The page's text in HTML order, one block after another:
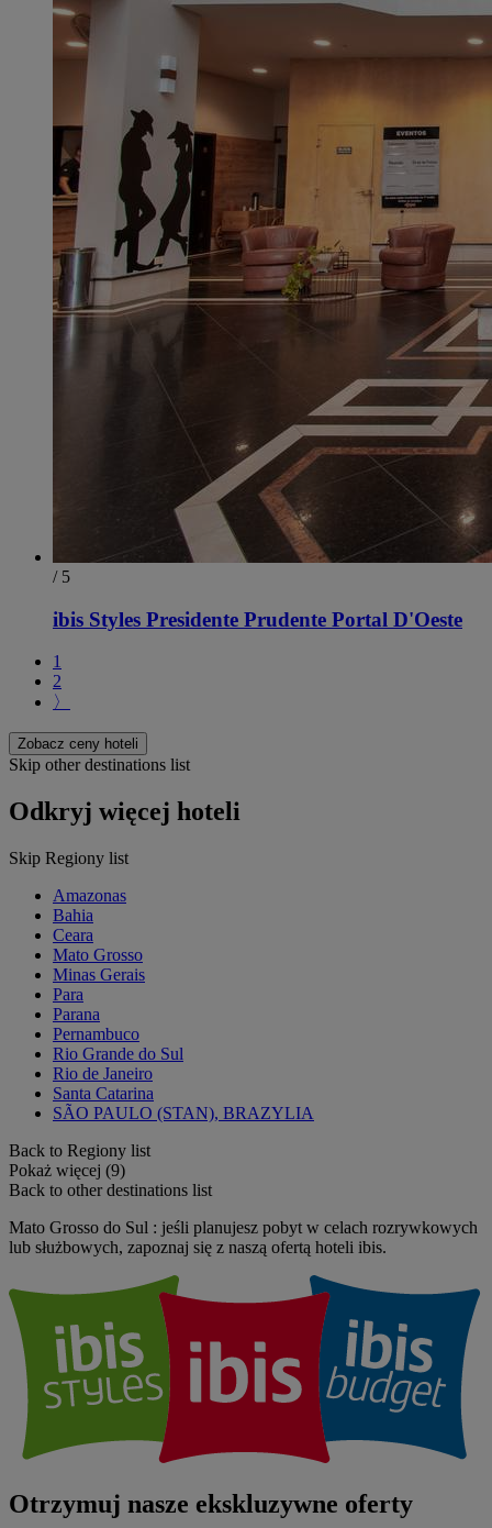
/ 5
ibis Styles Presidente Prudente Portal D'Oeste
1
2
〉
Zobacz ceny hoteli
Skip other destinations list
Odkryj więcej hoteli
Skip Regiony list
Amazonas
Bahia
Ceara
Mato Grosso
Minas Gerais
Para
Parana
Pernambuco
Rio Grande do Sul
Rio de Janeiro
Santa Catarina
SÃO PAULO (STAN), BRAZYLIA
Back to Regiony list
Pokaż więcej (9)
Back to other destinations list
Mato Grosso do Sul : jeśli planujesz pobyt w celach rozrywkowych
lub służbowych, zapoznaj się z naszą ofertą hoteli ibis.
Otrzymuj nasze ekskluzywne oferty